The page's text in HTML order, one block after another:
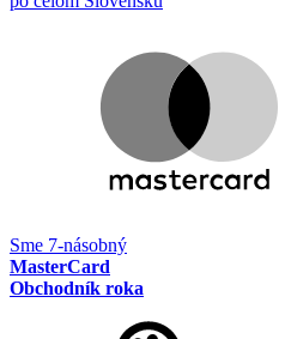
Sme 7-násobný
MasterCard
Obchodník roka